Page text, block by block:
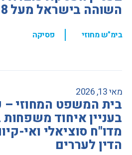
השוהה בישראל מעל 8 שנים
בימ"ש מחוזי , פסיקה
מאי 13, 2026
בית המשפט המחוזי –
בעניין איחוד
מדו"ח סוציאלי ואי-
הדין לעררים